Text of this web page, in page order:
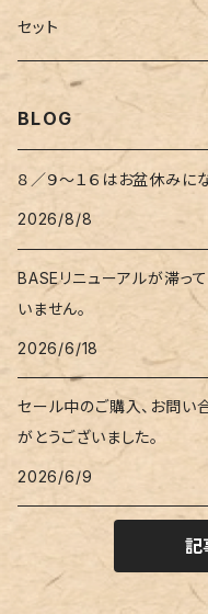
セット
BLOG
８／９〜１６はお盆休みに
2026/8/8
BASEリニューアルが滞っ
いません。
2026/6/18
セール中のご購入、お問い
がとうございました。
2026/6/9
記